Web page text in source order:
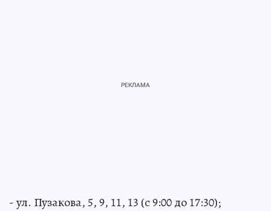
- ул. Пузакова, 5, 9, 11, 13 (с 9:00 до 17:30);